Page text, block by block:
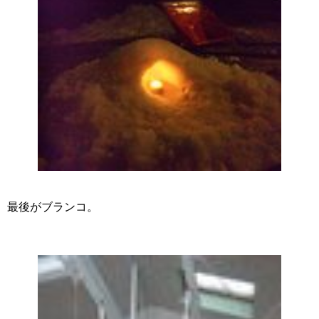
最後がブランコ。